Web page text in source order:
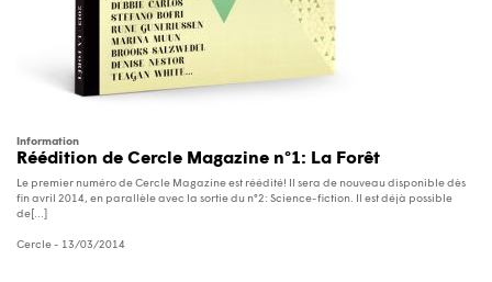
Information
Réédition de Cercle Magazine n°1: La Forêt
Le premier numéro de Cercle Magazine est réédité! Il sera de nouveau disponible dès
fin avril 2014, en parallèle avec la sortie du n°2: Science-fiction. Il est déjà possible
de[...]
Cercle- 13/03/2014